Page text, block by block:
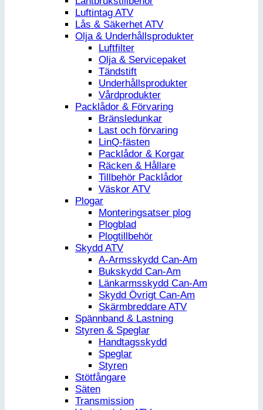
Luftintag ATV
Lås & Säkerhet ATV
Olja & Underhållsprodukter
Luftfilter
Olja & Servicepaket
Tändstift
Underhållsprodukter
Vårdprodukter
Packlådor & Förvaring
Bränsledunkar
Last och förvaring
LinQ-fästen
Packlådor & Korgar
Räcken & Hållare
Tillbehör Packlådor
Väskor ATV
Plogar
Monteringsatser plog
Plogblad
Plogtillbehör
Skydd ATV
A-Armsskydd Can-Am
Bukskydd Can-Am
Länkarmsskydd Can-Am
Skydd Övrigt Can-Am
Skärmbreddare ATV
Spännband & Lastning
Styren & Speglar
Handtagsskydd
Speglar
Styren
Stötfångare
Säten
Transmission